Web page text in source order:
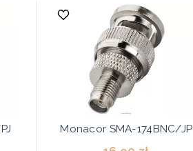
Monacor SMA-174BNC/JP